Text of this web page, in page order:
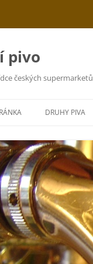
pivo
českých supermarketů
DRUHY PIVA